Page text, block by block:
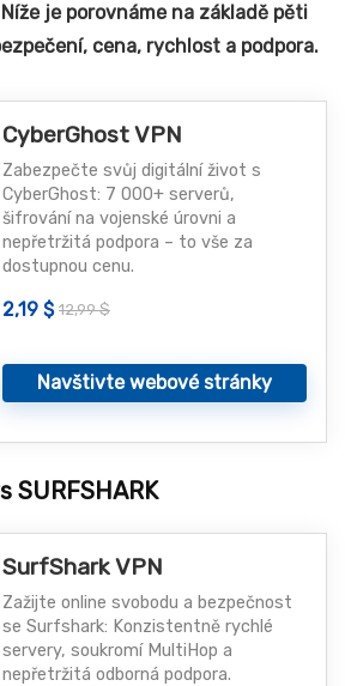
je porovnáme na základě pěti
cena, rychlost a podpora.
CyberGhost VPN
Zabezpečte svůj digitální život s
CyberGhost: 7 000+ serverů,
šifrování na vojenské úrovni a
nepřetržitá podpora – to vše za
dostupnou cenu.
2,19 $ 12,99 $
Navštivte webové stránky
SURFSHARK
SurfShark VPN
Zažijte online svobodu a bezpečnost
se Surfshark: Konzistentně rychlé
servery, soukromí MultiHop a
nepřetržitá odborná podpora.